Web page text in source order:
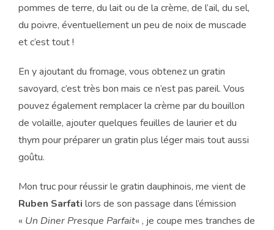
pommes de terre, du lait ou de la crème, de l’ail, du sel,
du poivre, éventuellement un peu de noix de muscade
et c’est tout !
En y ajoutant du fromage, vous obtenez un gratin
savoyard, c’est très bon mais ce n’est pas pareil. Vous
pouvez également remplacer la crème par du bouillon
de volaille, ajouter quelques feuilles de laurier et du
thym pour préparer un gratin plus léger mais tout aussi
goûtu.
Mon truc pour réussir le gratin dauphinois, me vient de
Ruben Sarfati lors de son passage dans l’émission
« Un Diner Presque Parfait« , je coupe mes tranches de